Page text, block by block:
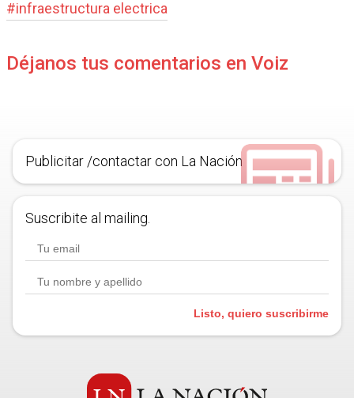
#infraestructura electrica
Déjanos tus comentarios en Voiz
Publicitar /contactar con La Nación
Suscribite al mailing.
Listo, quiero suscribirme